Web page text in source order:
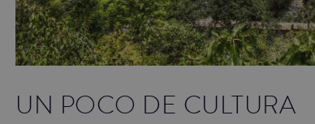
UN POCO DE CULTURA